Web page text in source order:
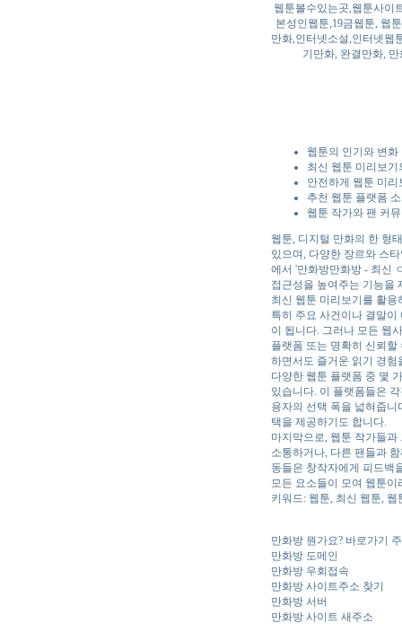
웹툰볼수있는곳,웹툰사이
본성인웹툰,19금웹툰, 웹
만화,인터넷소설,인터넷웹
기만화, 완결만화,
웹툰의 인기와 변화
최신 웹툰 미리보기
안전하게 웹툰 미리
추천 웹툰 플랫폼
웹툰 작가와 팬 커
웹툰, 디지털 만화의 한 형
있으며, 다양한 장르와 스
에서 '만화방만화방 - 최신
접근성을 높여주는 기능을
최신 웹툰 미리보기를 활
특히 주요 사건이나 결말
이 됩니다. 그러나 모든 웹
플랫폼 또는 명확히 신뢰
하면서도 즐거운 읽기 경
다양한 웹툰 플랫폼 중 몇
있습니다. 이 플랫폼들은
용자의 선택 폭을 넓혀줍
택을 제공하기도 합니다.
마지막으로, 웹툰 작가들
소통하거나, 다른 팬들과
동들은 창작자에게 피드백
모든 요소들이 모여 웹툰
키워드: 웹툰, 최신 웹툰,
만화방 뭔가요? 바로가기
만화방 도메인
만화방 우회접속
만화방 사이트주소 찾기
만화방 서버
만화방 사이트 새주소